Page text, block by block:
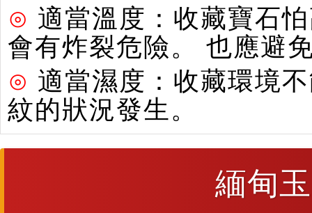
⊙ 適當溫度：收藏寶石
會有炸裂危險。 也應避
⊙ 適當濕度：收藏環境
紋的狀況發生。
緬甸